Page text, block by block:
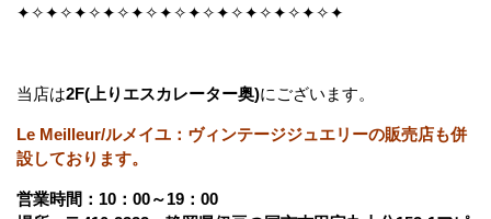
✦✧✦✧✦✧✦✧✦✧✦✧✦✧✦✧✦✧✦✧✦✧✦
当店は2F(上りエスカレーター奥)にございます。
Le Meilleur/ルメイユ：ヴィンテージジュエリーの販売店も併
設しております。
営業時間：10：00～19：00